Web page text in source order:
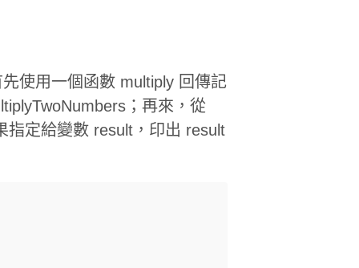
使用一個函數 multiply 回傳記
；再來，從
指定給變數 result，印出 result